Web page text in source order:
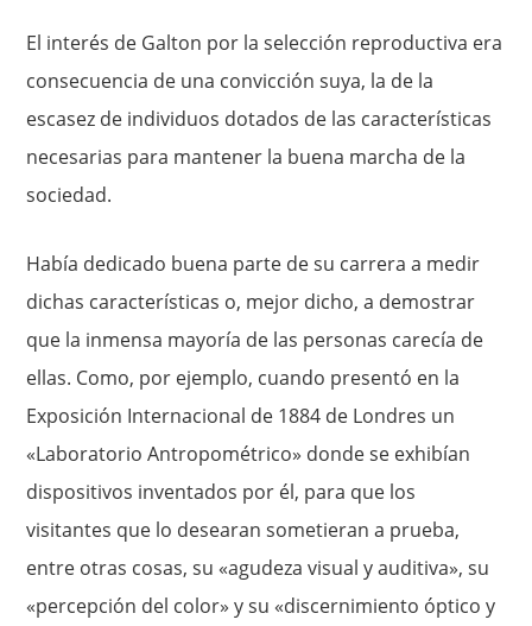
El interés de Galton por la selección reproductiva era
conse­cuencia de una convicción suya, la de la
escasez de individuos do­tados de las características
necesarias para mantener la buena mar­cha de la
sociedad.
Había dedicado buena parte de su carrera a medir
dichas características o, mejor dicho, a demostrar
que la in­mensa mayoría de las personas carecía de
ellas. Como, por ejem­plo, cuando presentó en la
Exposición Internacional de 1884 de Londres un
«Laboratorio Antropométrico» donde se exhibían
dispositivos inventados por él, para que los
visitantes que lo desearan sometieran a prueba,
entre otras cosas, su «agudeza visual y audi­tiva», su
«percepción del color» y su «discernimiento óptico y